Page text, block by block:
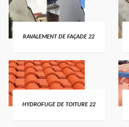
RAVALEMENT DE FAÇADE 22
HYDROFUGE DE TOITURE 22